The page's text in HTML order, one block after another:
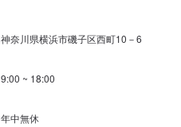
神奈川県横浜市磯子区西町10－6
9:00 ~ 18:00
年中無休